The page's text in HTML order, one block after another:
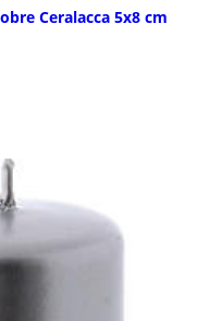
Ceralacca 5x8 cm